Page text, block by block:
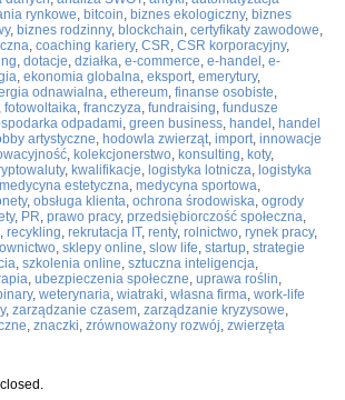
rynkowe, bitcoin, biznes ekologiczny, biznes
, biznes rodzinny, blockchain, certyfikaty zawodowe,
, coaching kariery, CSR, CSR korporacyjny,
, dotacje, działka, e-commerce, e-handel , e-
, ekonomia globalna, eksport, emerytury,
odnawialna, ethereum, finanse osobiste,
, fotowoltaika, franczyza, fundraising, fundusze
odpadami, green business, handel , handel
artystyczne, hodowla zwierząt, import, innowacje
, kolekcjonerstwo, konsulting, koty,
, kwalifikacje, logistyka lotnicza, logistyka
medycyna estetyczna, medycyna sportowa,
, obsługa klienta, ochrona środowiska, ogrody
, PR, prawo pracy, przedsiębiorczość społeczna,
, recykling, rekrutacja IT, renty, rolnictwo, rynek pracy,
, sklepy online, slow life, startup, strategie
, szkolenia online, sztuczna inteligencja,
, ubezpieczenia społeczne, uprawa roślin,
, weterynaria, wiatraki, własna firma, work-life
, zarządzanie czasem, zarządzanie kryzysowe,
, znaczki, zrównoważony rozwój, zwierzęta